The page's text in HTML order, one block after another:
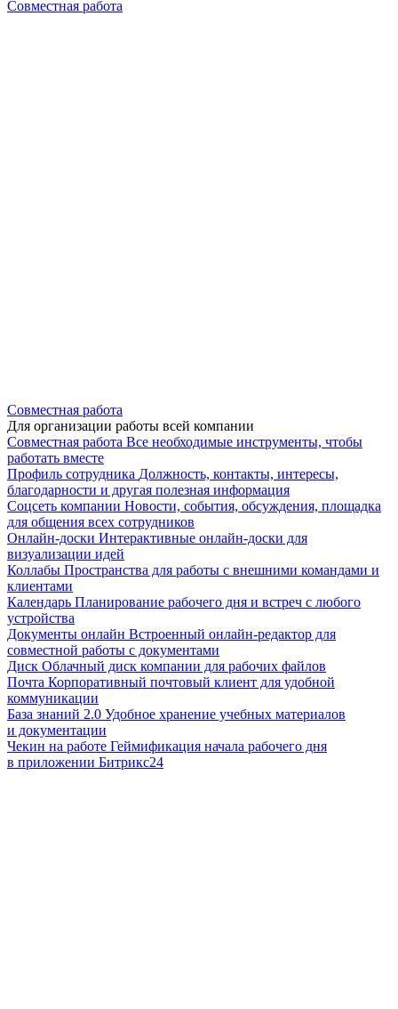
Совместная работа
Совместная работа
Для организации работы всей компании
Совместная работа Все необходимые инструменты, чтобы
работать вместе
Профиль сотрудника Должность, контакты, интересы,
благодарности и другая полезная информация
Соцсеть компании Новости, события, обсуждения, площадка
для общения всех сотрудников
Онлайн-доски Интерактивные онлайн-доски для
визуализации идей
Коллабы Пространства для работы с внешними командами и
клиентами
Календарь Планирование рабочего дня и встреч с любого
устройства
Документы онлайн Встроенный онлайн-редактор для
совместной работы с документами
Диск Облачный диск компании для рабочих файлов
Почта Корпоративный почтовый клиент для удобной
коммуникации
База знаний 2.0 Удобное хранение учебных материалов
и документации
Чекин на работе Геймификация начала рабочего дня
в приложении Битрикс24